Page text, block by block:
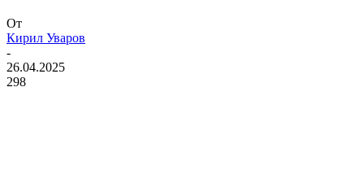
От
Кирил Уваров
-
26.04.2025
298